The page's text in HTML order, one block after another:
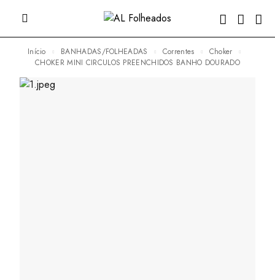
Início BANHADAS/FOLHEADAS Correntes
Choker
CHOKER MINI CIRCULOS PREENCHIDOS BANHO DOURADO